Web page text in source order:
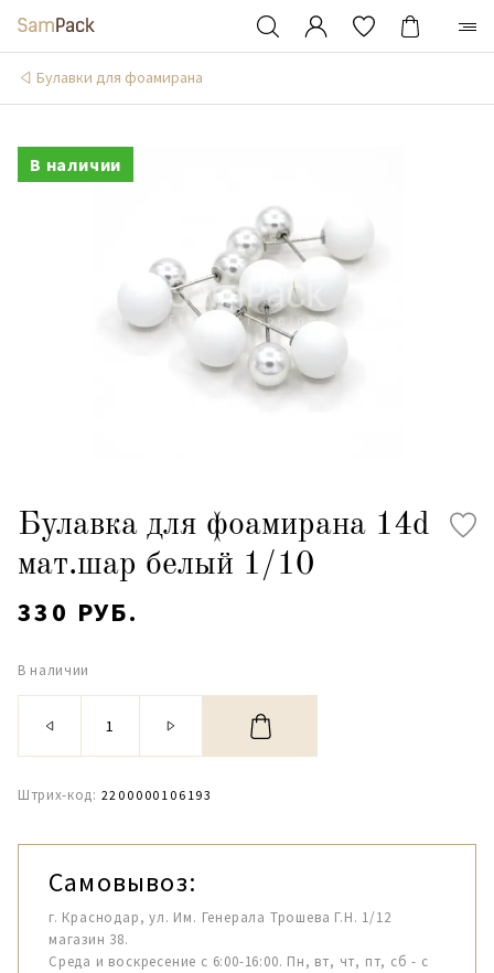
Булавки для фоамирана
В наличии
Булавка для фоамирана 14d
мат.шар белый 1/10
330 РУБ.
В наличии
Штрих-код: 2200000106193
Самовывоз:
г. Краснодар, ул. Им. Генерала Трошева Г.Н. 1/12
магазин 38.
Среда и воскресение с 6:00-16:00. Пн, вт, чт, пт, сб - с